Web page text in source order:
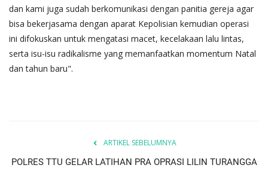
dan kami juga sudah berkomunikasi dengan panitia gereja agar
bisa bekerjasama dengan aparat Kepolisian kemudian operasi
ini difokuskan untuk mengatasi macet, kecelakaan lalu lintas,
serta isu-isu radikalisme yang memanfaatkan momentum Natal
dan tahun baru".
ARTIKEL SEBELUMNYA
POLRES TTU GELAR LATIHAN PRA OPRASI LILIN TURANGGA